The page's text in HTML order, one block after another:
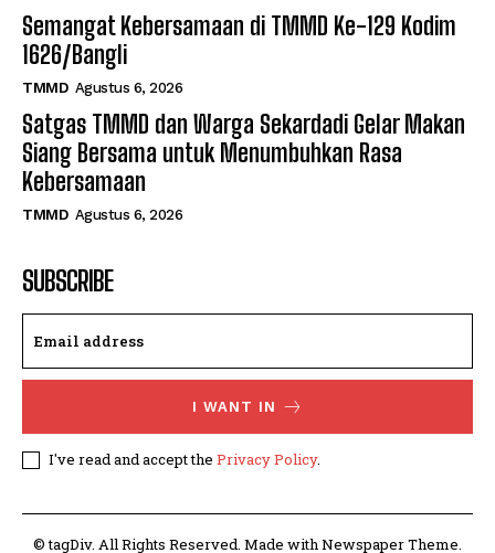
Semangat Kebersamaan di TMMD Ke-129 Kodim
1626/Bangli
TMMD Agustus 6, 2026
Satgas TMMD dan Warga Sekardadi Gelar Makan
Siang Bersama untuk Menumbuhkan Rasa
Kebersamaan
TMMD Agustus 6, 2026
SUBSCRIBE
I WANT IN
I've read and accept the Privacy Policy.
© tagDiv. All Rights Reserved. Made with Newspaper Theme.